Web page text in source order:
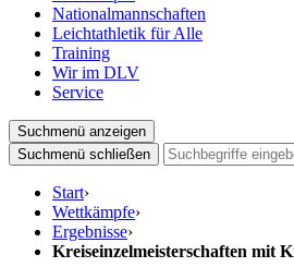
Nationalmannschaften
Leichtathletik für Alle
Training
Wir im DLV
Service
Suchmenü anzeigen
Suchmenü schließen
Start›
Wettkämpfe›
Ergebnisse›
Kreiseinzelmeisterschaften mit